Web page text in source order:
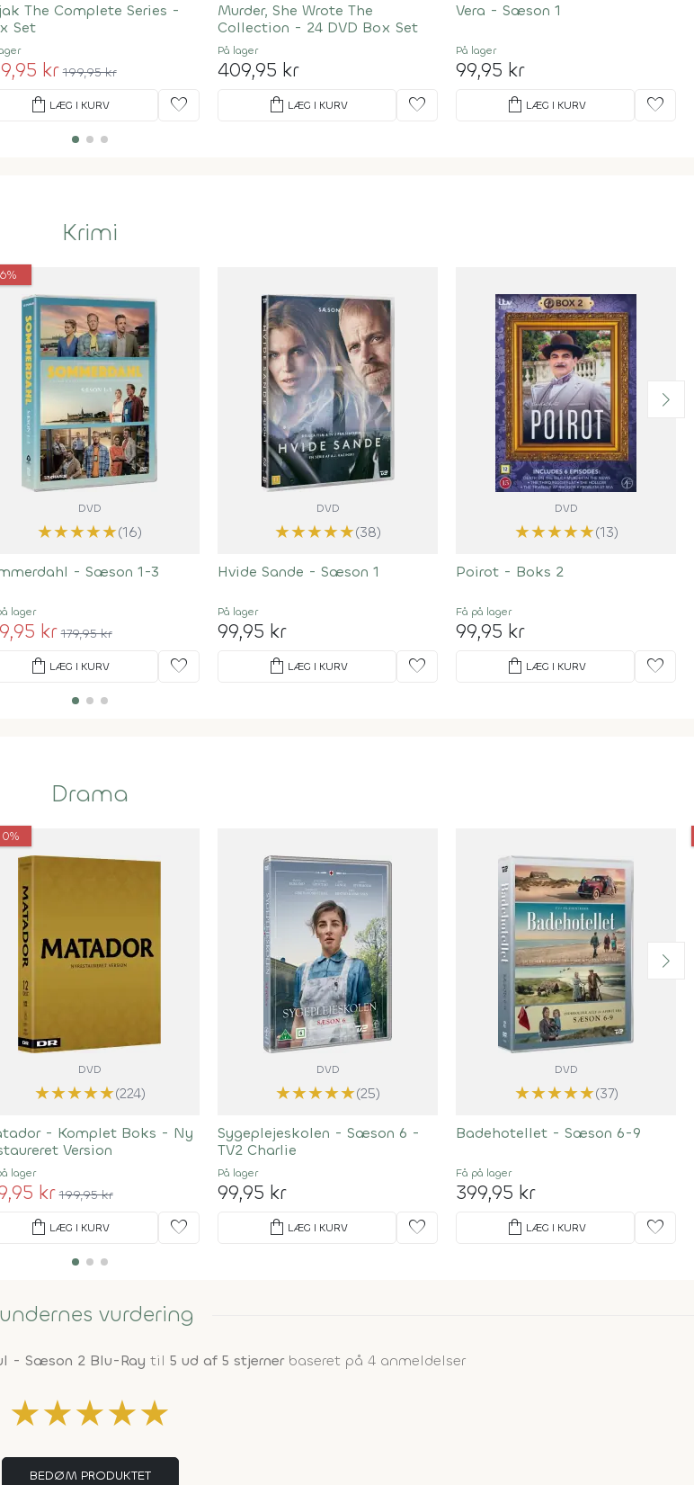
The Complete Series -
Set
kr 199,95 kr
shopping_bag LÆG I KURV favorite
Murder, She Wrote The
Collection - 24 DVD Box Set
På lager
409,95 kr
shopping_bag LÆG I KURV favorite
Vera - Sæson 1
På lager
99,95 kr
shopping_bag LÆG I KURV favorite
Krimi
DVD
★★★★★(16)
- Sæson 1-3
lager
kr 179,95 kr
shopping_bag LÆG I KURV favorite
DVD
★★★★★(38)
Hvide Sande - Sæson 1
På lager
99,95 kr
shopping_bag LÆG I KURV favorite
DVD
★★★★★(13)
Poirot - Boks 2
Få på lager
99,95 kr
shopping_bag LÆG I KURV favorite
Drama
DVD
★★★★★(224)
- Komplet Boks - Ny
Version
lager
kr 199,95 kr
shopping_bag LÆG I KURV favorite
DVD
★★★★★(25)
Sygeplejeskolen - Sæson 6 -
TV2 Charlie
På lager
99,95 kr
shopping_bag LÆG I KURV favorite
DVD
★★★★★(37)
Badehotellet - Sæson 6-9
Få på lager
399,95 kr
shopping_bag LÆG I KURV favorite
vurdering
- Sæson 2 Blu-Ray til 5 ud af 5 stjernerbaseret på 4 anmeldelser
★★★★★
BEDØM PRODUKTET